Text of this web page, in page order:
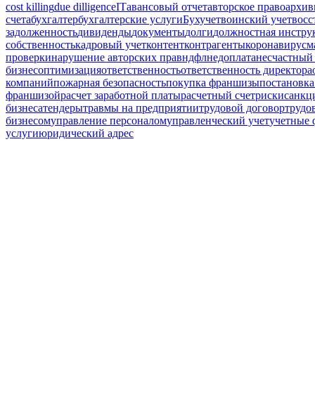
cost killingdue dilligenceITавансовый отчетавторское право
счетабухгалтербухгалтерские услугиБухучетвоинский учет
задолженностьдивидендыдокументыдолгидолжностная
собственностькадровый учетконтентконтрагентыкоронавирус
проверкинарушение авторских правндфлнедоплатанесчастный
бизнесоптимизацияответственностьответственность директора
компанийпожарная безопасностьпокупка франшизы
франшизойрасчет заработной платырасчетный счетриски
бизнесатендерытравмы на предприятиитрудовой договор
бизнесомуправление персоналомуправленческий учетучетные
услугиюридический адрес